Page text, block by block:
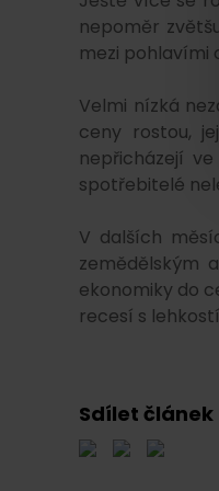
nepoměr
mezi pohlavími
Velmi nízká
ceny rostou,
nepřicházejí
spotřebitelé
V dalších
zemědělským
ekonomiky do
recesí s
Sdílet článek